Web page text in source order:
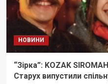
НОВИНИ
“Зірка”: KOZAK
Старух випустили